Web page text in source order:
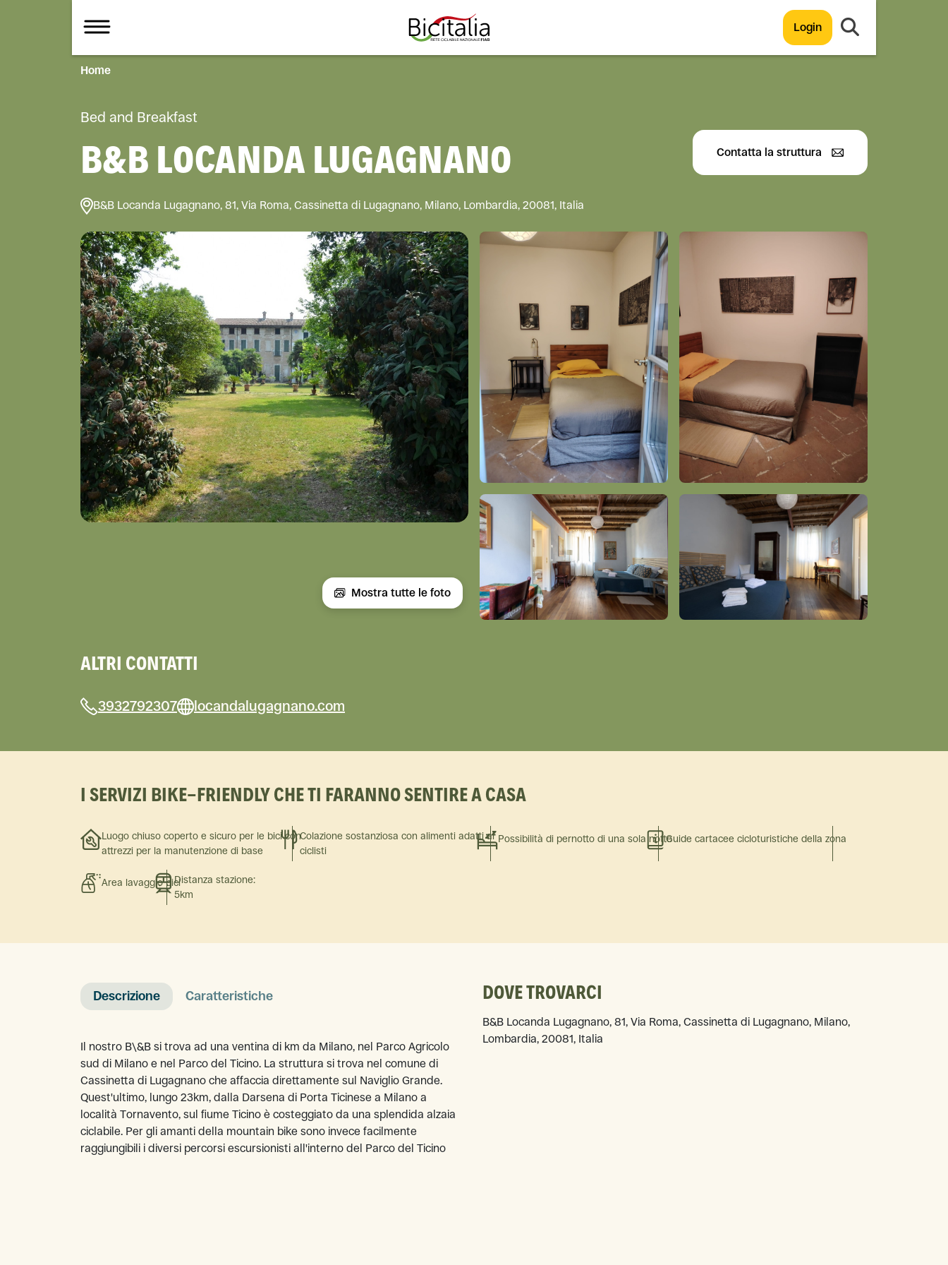
Login
Home
Bed and Breakfast
B&B LOCANDA LUGAGNANO
B&B Locanda Lugagnano, 81, Via Roma, Cassinetta di Lugagnano, Milano, Lombardia, 20081, Italia
Contatta la struttura
Mostra tutte le foto
ALTRI CONTATTI
3932792307 locandalugagnano.com
I SERVIZI BIKE-FRIENDLY CHE TI FARANNO SENTIRE A CASA
Luogo chiuso coperto e sicuro per le bici con
attrezzi per la manutenzione di base
Colazione sostanziosa con alimenti adatti ai
ciclisti
Possibilità di pernotto di una sola notteGuide cartacee cicloturistiche della zona
Area lavaggio biciDistanza stazione:
5km
Descrizione Caratteristiche
Il nostro B\&B si trova ad una ventina di km da Milano, nel Parco Agricolo
sud di Milano e nel Parco del Ticino. La struttura si trova nel comune di
Cassinetta di Lugagnano che affaccia direttamente sul Naviglio Grande.
Quest'ultimo, lungo 23km, dalla Darsena di Porta Ticinese a Milano a
località Tornavento, sul fiume Ticino è costeggiato da una splendida alzaia
ciclabile. Per gli amanti della mountain bike sono invece facilmente
raggiungibili i diversi percorsi escursionisti all'interno del Parco del Ticino
DOVE TROVARCI
B&B Locanda Lugagnano, 81, Via Roma, Cassinetta di Lugagnano, Milano,
Lombardia, 20081, Italia